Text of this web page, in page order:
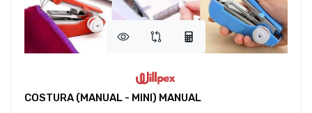
COSTURA (MANUAL - MINI) MANUAL